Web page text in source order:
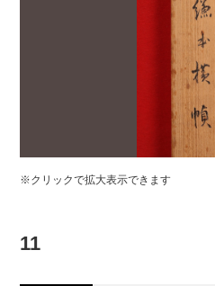
※クリックで拡大表示できます
11